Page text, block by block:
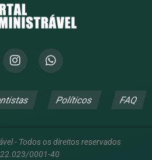
Políticos FAQ
- Todos os direitos reservados
0001-40